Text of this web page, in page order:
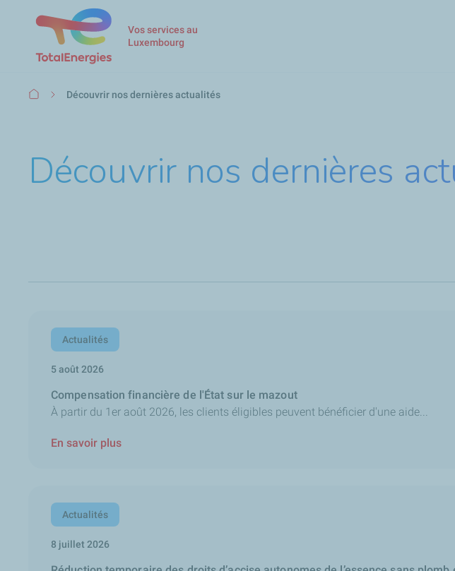
Vos services au
Luxembourg
Fil
Découvrir nos dernières actualités
Découvrir nos dernières
Actualités
5 août 2026
Compensation financière de l'État sur le mazout
À partir du 1er août 2026, les clients éligibles peuvent bénéficier d'une aide...
En savoir plus
Actualités
8 juillet 2026